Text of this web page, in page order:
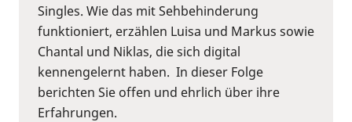
Singles. Wie das mit Sehbehinderung
funktioniert, erzählen Luisa und Markus sowie
Chantal und Niklas, die sich digital
kennengelernt haben. In dieser Folge
berichten Sie offen und ehrlich über ihre
Erfahrungen.